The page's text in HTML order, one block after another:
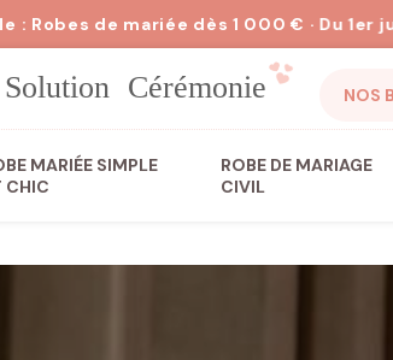
NOS
MARIÉE SIMPLE
CHIC
ROBE DE MARIAGE
CIVIL